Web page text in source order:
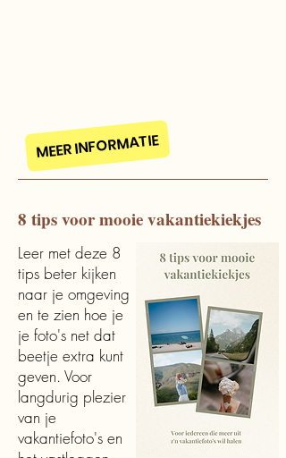
MEER INFORMATIE
8 tips voor mooie vakantiekiekjes
Leer met deze 8
tips beter kijken
naar je omgeving
en te zien hoe je
je foto's net dat
beetje extra kunt
geven. Voor
langdurig plezier
van je
vakantiefoto's en